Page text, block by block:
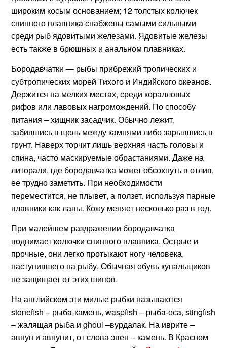
широким косым основанием; 12 толстых колючек
спинного плавника снабжены самыми сильными
среди рыб ядовитыми железами. Ядовитые железы
есть также в брюшных и анальном плавниках.
Бородавчатки — рыбы прибрежий тропических и
субтропических морей Тихого и Индийского океанов.
Держится на мелких местах, среди коралловых
рифов или лавовых нагромождений. По способу
питания – хищник засадчик. Обычно лежит,
забившись в щель между камнями либо зарывшись в
грунт. Наверх торчит лишь верхняя часть головы и
спина, часто маскируемые обрастаниями. Даже на
литорали, где бородавчатка может обсохнуть в отлив,
ее трудно заметить. При необходимости
переместится, не плывет, а ползет, используя парные
плавники как лапы. Кожу меняет несколько раз в год.
При малейшем раздражении бородавчатка
поднимает колючки спинного плавника. Острые и
прочные, они легко протыкают ногу человека,
наступившего на рыбу. Обычная обувь купальщиков
не защищает от этих шипов.
На английском эти милые рыбки называются
stonefish – рыба-камень, waspfish – рыбa-осa, stingfish
– жалящая рыба и ghoul –вурдалак. На иврите –
авнун и авнунит, от слова эвен – камень. В Красном